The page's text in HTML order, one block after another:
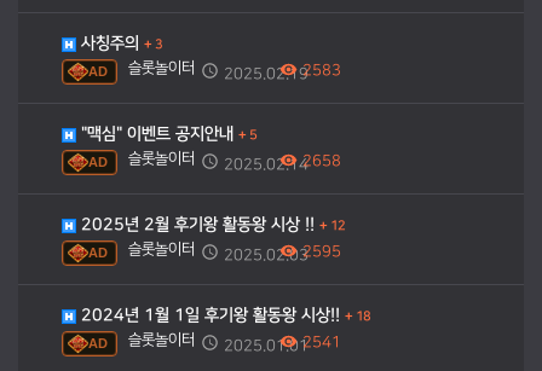
사칭주의 + 3
AD
슬롯놀이터 2025.02.192583
"맥심" 이벤트 공지안내 + 5
AD
슬롯놀이터 2025.02.142658
2025년 2월 후기왕 활동왕 시상 !! + 12
AD
슬롯놀이터 2025.02.032595
2024년 1월 1일 후기왕 활동왕 시상!! + 18
AD
슬롯놀이터 2025.01.012541